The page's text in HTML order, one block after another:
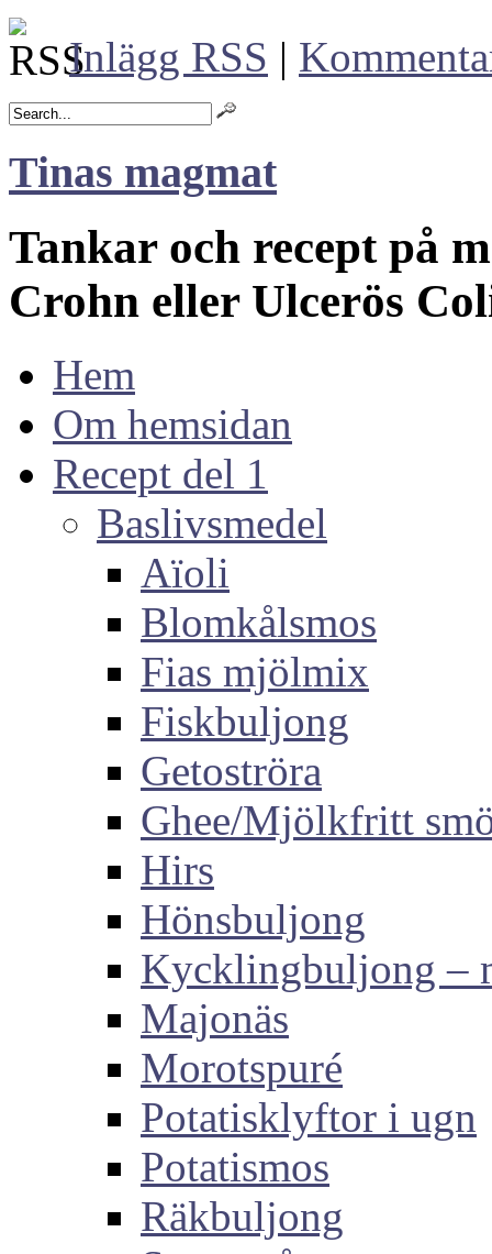
Inlägg RSS |
Tinas magmat
Tankar och recept på
Crohn eller Ulcerös
Hem
Om hemsidan
Recept del 1
Baslivsmedel
Aïoli
Blomkålsmos
Fias mjölmix
Fiskbuljong
Getoströra
Ghee/Mjölkfritt
Hirs
Hönsbuljong
Kycklingbuljong –
Majonäs
Morotspuré
Potatisklyftor i ugn
Potatismos
Räkbuljong